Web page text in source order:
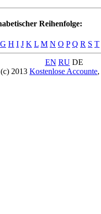
Reihenfolge:
G H I J K L M N O P Q R S T
EN RUDE
(c) 2013 Kostenlose Accounte,